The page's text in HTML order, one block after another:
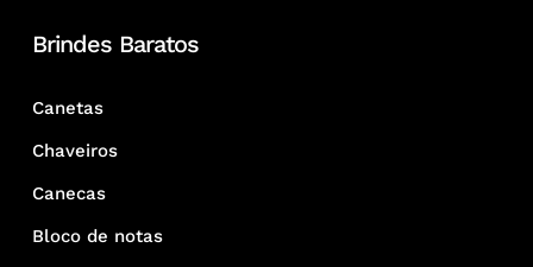
Brindes Baratos
Canetas
Chaveiros
Canecas
Bloco de notas